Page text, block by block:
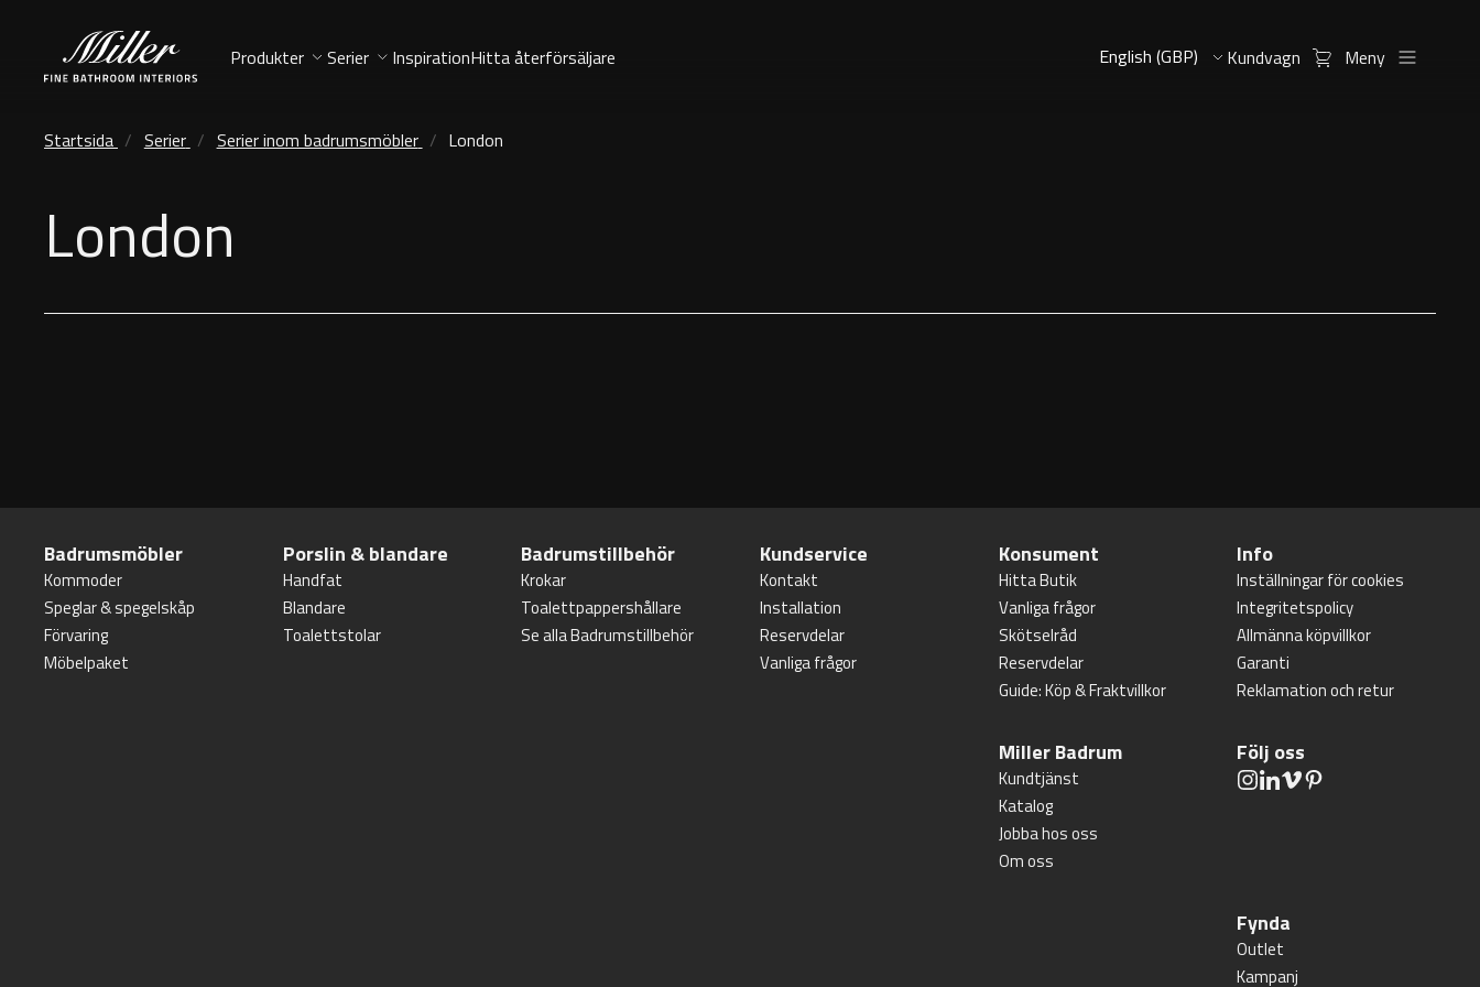
Produkter Serier InspirationHitta återförsäljare Kundvagn Meny
Startsida Serier Serier inom badrumsmöbler London
London
Badrumsmöbler
Kommoder
Speglar & spegelskåp
Förvaring
Möbelpaket
Porslin & blandare
Handfat
Blandare
Toalettstolar
Badrumstillbehör
Krokar
Toalettpappershållare
Se alla Badrumstillbehör
Kundservice
Kontakt
Installation
Reservdelar
Vanliga frågor
Konsument
Hitta Butik
Vanliga frågor
Skötselråd
Reservdelar
Guide: Köp & Fraktvillkor
Info
Inställningar för cookies
Integritetspolicy
Allmänna köpvillkor
Garanti
Reklamation och retur
Miller Badrum
Kundtjänst
Katalog
Jobba hos oss
Om oss
Följ oss
Fynda
Outlet
Kampanj